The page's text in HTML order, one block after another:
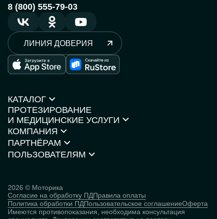
8 (800) 555-79-03
ЛИНИЯ ДОВЕРИЯ
КАТАЛОГ
Протезы рук
Протезы ног
Кресла-коляски
Каталог товаров
Нейростимуляторы
КОМПАНИЯ
О компании
Контакты
ПОЛЬЗОВАТЕЛЯМ
База знаний
Человек
кибернетический
ПРОТЕЗИРОВАНИЕ
И МЕДИЦИНСКИЕ УСЛУГИ
Моторика Орто
ПАРТНЁРАМ
Партнёрская программа
2026 © Моторика
Согласие на обработку ПДПравила оплаты
Политика обработки ПДПользовательское соглашениеОферта
Имеются противопоказания, необходима консультация